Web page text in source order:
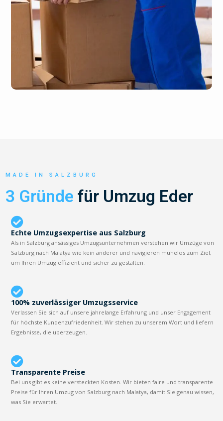
MADE IN SALZBURG
3 Gründe für Umzug Eder
Echte Umzugsexpertise aus Salzburg
Als in Salzburg ansässiges Umzugsunternehmen verstehen wir Umzüge von
Salzburg nach Malatya wie kein anderer und navigieren mühelos zum Ziel,
um Ihren Umzug effizient und sicher zu gestalten.
100% zuverlässiger Umzugsservice
Verlassen Sie sich auf unsere jahrelange Erfahrung und unser Engagement
für höchste Kundenzufriedenheit. Wir stehen zu unserem Wort und liefern
Ergebnisse, die überzeugen.
Transparente Preise
Bei uns gibt es keine versteckten Kosten. Wir bieten faire und transparente
Preise für Ihren Umzug von Salzburg nach Malatya, damit Sie genau wissen,
was Sie erwartet.